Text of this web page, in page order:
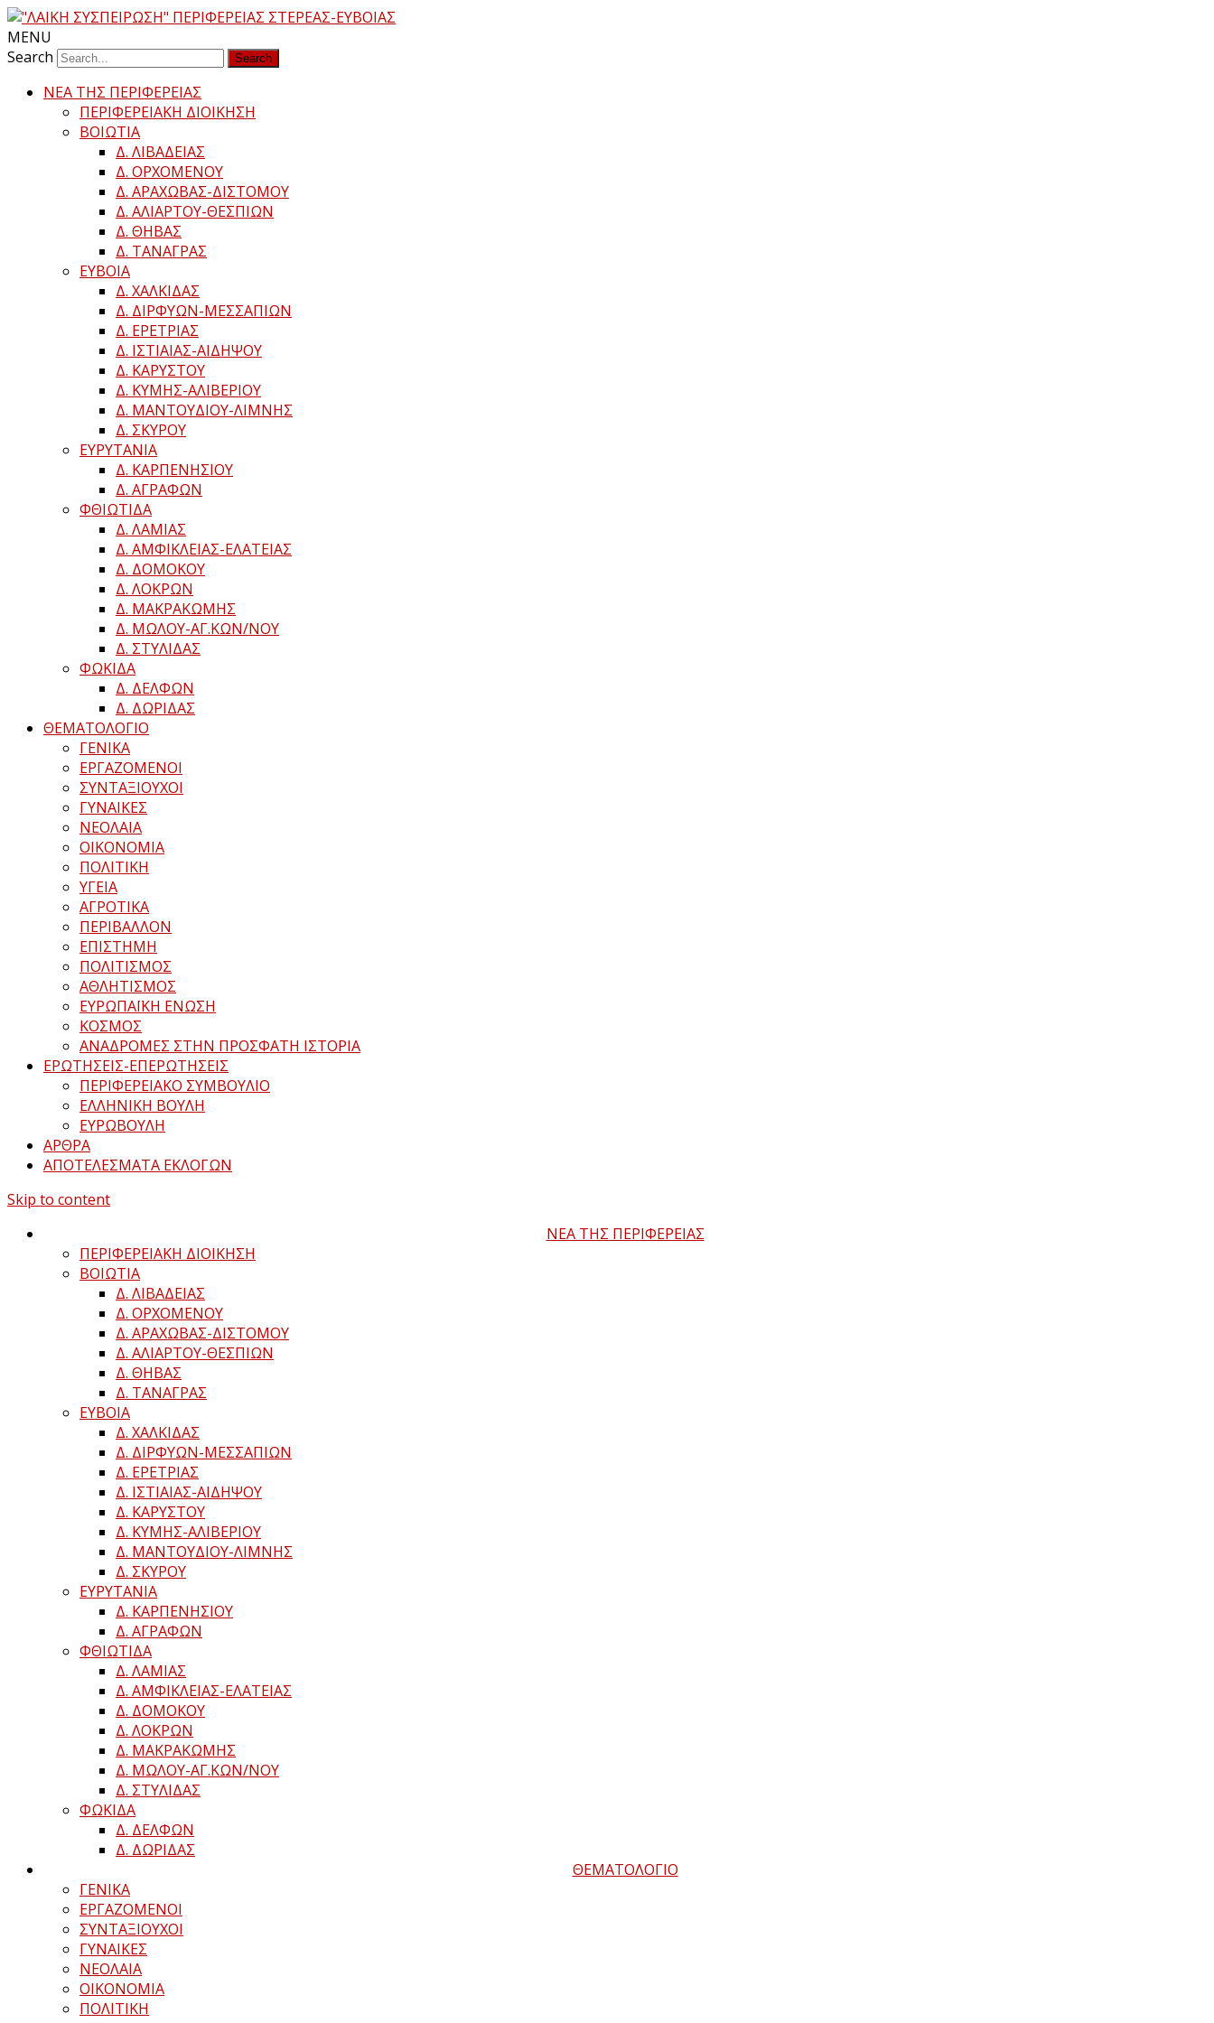
MENU
Search
ΝΕΑ ΤΗΣ ΠΕΡΙΦΕΡΕΙΑΣ
ΠΕΡΙΦΕΡΕΙΑΚΗ ΔΙΟΙΚΗΣΗ
ΒΟΙΩΤΙΑ
Δ. ΛΙΒΑΔΕΙΑΣ
Δ. ΟΡΧΟΜΕΝΟΥ
Δ. ΑΡΑΧΩΒΑΣ-ΔΙΣΤΟΜΟΥ
Δ. ΑΛΙΑΡΤΟΥ-ΘΕΣΠΙΩΝ
Δ. ΘΗΒΑΣ
Δ. ΤΑΝΑΓΡΑΣ
ΕΥΒΟΙΑ
Δ. ΧΑΛΚΙΔΑΣ
Δ. ΔΙΡΦΥΩΝ-ΜΕΣΣΑΠΙΩΝ
Δ. ΕΡΕΤΡΙΑΣ
Δ. ΙΣΤΙΑΙΑΣ-ΑΙΔΗΨΟΥ
Δ. ΚΑΡΥΣΤΟΥ
Δ. ΚΥΜΗΣ-ΑΛΙΒΕΡΙΟΥ
Δ. ΜΑΝΤΟΥΔΙΟΥ-ΛΙΜΝΗΣ
Δ. ΣΚΥΡΟΥ
ΕΥΡΥΤΑΝΙΑ
Δ. ΚΑΡΠΕΝΗΣΙΟΥ
Δ. ΑΓΡΑΦΩΝ
ΦΘΙΩΤΙΔΑ
Δ. ΛΑΜΙΑΣ
Δ. ΑΜΦΙΚΛΕΙΑΣ-ΕΛΑΤΕΙΑΣ
Δ. ΔΟΜΟΚΟΥ
Δ. ΛΟΚΡΩΝ
Δ. ΜΑΚΡΑΚΩΜΗΣ
Δ. ΜΩΛΟΥ-ΑΓ.ΚΩΝ/ΝΟΥ
Δ. ΣΤΥΛΙΔΑΣ
ΦΩΚΙΔΑ
Δ. ΔΕΛΦΩΝ
Δ. ΔΩΡΙΔΑΣ
ΘΕΜΑΤΟΛΟΓΙΟ
ΓΕΝΙΚΑ
ΕΡΓΑΖΟΜΕΝΟΙ
ΣΥΝΤΑΞΙΟΥΧΟΙ
ΓΥΝΑΙΚΕΣ
ΝΕΟΛΑΙΑ
ΟΙΚΟΝΟΜΙΑ
ΠΟΛΙΤΙΚΗ
ΥΓΕΙΑ
ΑΓΡΟΤΙΚΑ
ΠΕΡΙΒΑΛΛΟΝ
ΕΠΙΣΤΗΜΗ
ΠΟΛΙΤΙΣΜΟΣ
ΑΘΛΗΤΙΣΜΟΣ
ΕΥΡΩΠΑΪΚΗ ΕΝΩΣΗ
ΚΟΣΜΟΣ
ΑΝΑΔΡΟΜΕΣ ΣΤΗΝ ΠΡΟΣΦΑΤΗ ΙΣΤΟΡΙΑ
ΕΡΩΤΗΣΕΙΣ-ΕΠΕΡΩΤΗΣΕΙΣ
ΠΕΡΙΦΕΡΕΙΑΚΟ ΣΥΜΒΟΥΛΙΟ
ΕΛΛΗΝΙΚΗ ΒΟΥΛΗ
ΕΥΡΩΒΟΥΛΗ
ΑΡΘΡΑ
ΑΠΟΤΕΛΕΣΜΑΤΑ ΕΚΛΟΓΩΝ
Skip to content
ΝΕΑ ΤΗΣ ΠΕΡΙΦΕΡΕΙΑΣ
ΠΕΡΙΦΕΡΕΙΑΚΗ ΔΙΟΙΚΗΣΗ
ΒΟΙΩΤΙΑ
Δ. ΛΙΒΑΔΕΙΑΣ
Δ. ΟΡΧΟΜΕΝΟΥ
Δ. ΑΡΑΧΩΒΑΣ-ΔΙΣΤΟΜΟΥ
Δ. ΑΛΙΑΡΤΟΥ-ΘΕΣΠΙΩΝ
Δ. ΘΗΒΑΣ
Δ. ΤΑΝΑΓΡΑΣ
ΕΥΒΟΙΑ
Δ. ΧΑΛΚΙΔΑΣ
Δ. ΔΙΡΦΥΩΝ-ΜΕΣΣΑΠΙΩΝ
Δ. ΕΡΕΤΡΙΑΣ
Δ. ΙΣΤΙΑΙΑΣ-ΑΙΔΗΨΟΥ
Δ. ΚΑΡΥΣΤΟΥ
Δ. ΚΥΜΗΣ-ΑΛΙΒΕΡΙΟΥ
Δ. ΜΑΝΤΟΥΔΙΟΥ-ΛΙΜΝΗΣ
Δ. ΣΚΥΡΟΥ
ΕΥΡΥΤΑΝΙΑ
Δ. ΚΑΡΠΕΝΗΣΙΟΥ
Δ. ΑΓΡΑΦΩΝ
ΦΘΙΩΤΙΔΑ
Δ. ΛΑΜΙΑΣ
Δ. ΑΜΦΙΚΛΕΙΑΣ-ΕΛΑΤΕΙΑΣ
Δ. ΔΟΜΟΚΟΥ
Δ. ΛΟΚΡΩΝ
Δ. ΜΑΚΡΑΚΩΜΗΣ
Δ. ΜΩΛΟΥ-ΑΓ.ΚΩΝ/ΝΟΥ
Δ. ΣΤΥΛΙΔΑΣ
ΦΩΚΙΔΑ
Δ. ΔΕΛΦΩΝ
Δ. ΔΩΡΙΔΑΣ
ΘΕΜΑΤΟΛΟΓΙΟ
ΓΕΝΙΚΑ
ΕΡΓΑΖΟΜΕΝΟΙ
ΣΥΝΤΑΞΙΟΥΧΟΙ
ΓΥΝΑΙΚΕΣ
ΝΕΟΛΑΙΑ
ΟΙΚΟΝΟΜΙΑ
ΠΟΛΙΤΙΚΗ